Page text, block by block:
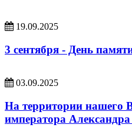
19.09.2025
3 сентября - День
03.09.2025
На территории нашего
императора